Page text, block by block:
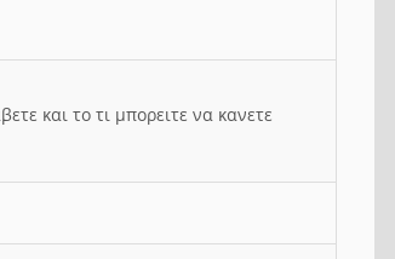
και το τι μπορειτε να κανετε